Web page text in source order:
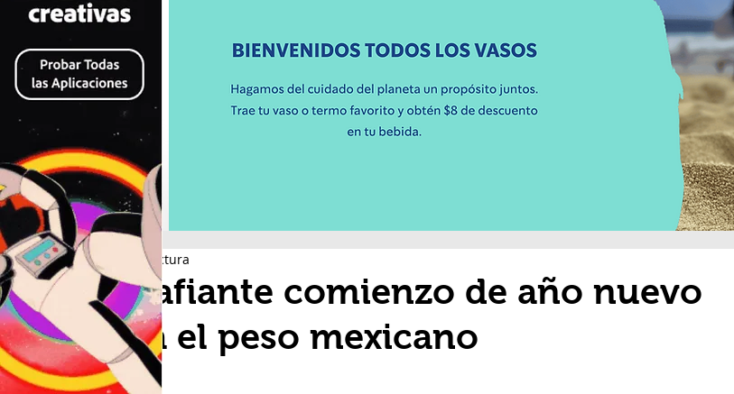
Desafiante comienzo de año nuevo
para el peso mexicano
2 min de lectura